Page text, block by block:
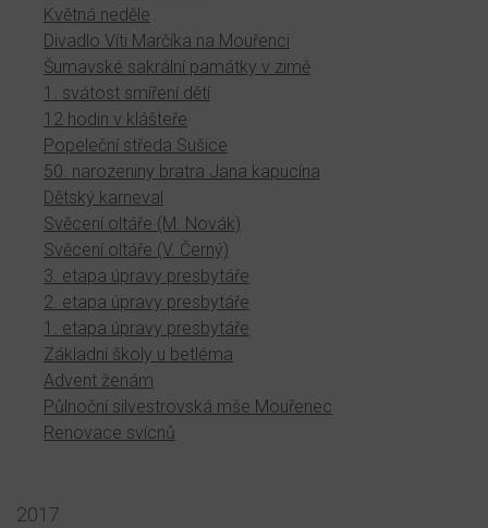
Květná neděle
Divadlo Víti Marčíka na Mouřenci
Šumavské sakrální památky v zimě
1. svátost smíření dětí
12 hodin v klášteře
Popeleční středa Sušice
50. narozeniny bratra Jana kapucína
Dětský karneval
Svěcení oltáře (M. Novák)
Svěcení oltáře (V. Černý)
3. etapa úpravy presbytáře
2. etapa úpravy presbytáře
1. etapa úpravy presbytáře
Základní školy u betléma
Advent ženám
Půlnoční silvestrovská mše Mouřenec
Renovace svícnů
2017